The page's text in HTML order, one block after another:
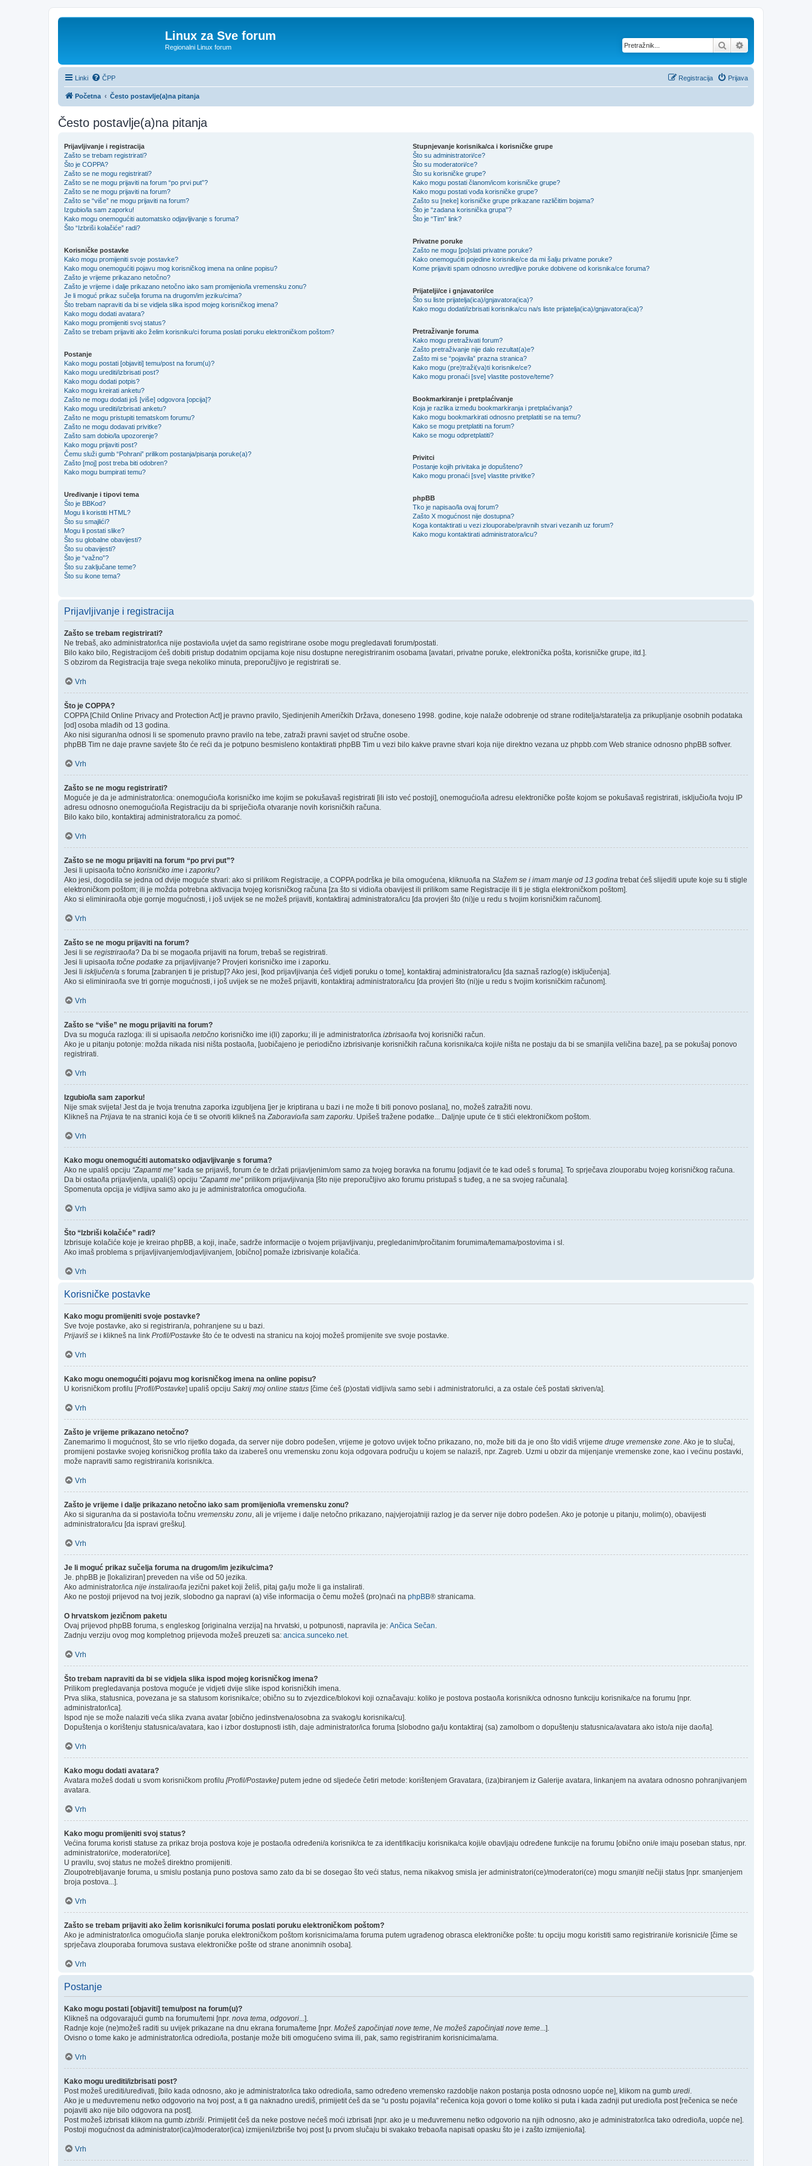
Linux za Sve forum
Regionalni Linux forum Pretražnik
Linki ČPP Prijava
Registracija
Početna Često postavlje(a)na pitanja
Često postavlje(a)na pitanja
Prijavljivanje i registracija
Zašto se trebam registrirati?
Što je COPPA?
Zašto se ne mogu registrirati?
Zašto se ne mogu prijaviti na forum “po prvi put”?
Zašto se ne mogu prijaviti na forum?
Zašto se “više” ne mogu prijaviti na forum?
Izgubio/la sam zaporku!
Kako mogu onemogućiti automatsko odjavljivanje s foruma?
Što “Izbriši kolačiće” radi?
Korisničke postavke
Kako mogu promijeniti svoje postavke?
Kako mogu onemogućiti pojavu mog korisničkog imena na online popisu?
Zašto je vrijeme prikazano netočno?
Zašto je vrijeme i dalje prikazano netočno iako sam promijenio/la vremensku zonu?
Je li moguć prikaz sučelja foruma na drugom/im jeziku/cima?
Što trebam napraviti da bi se vidjela slika ispod mojeg korisničkog imena?
Kako mogu dodati avatara?
Kako mogu promijeniti svoj status?
Zašto se trebam prijaviti ako želim korisniku/ci foruma poslati poruku elektroničkom poštom?
Postanje
Kako mogu postati [objaviti] temu/post na forum(u)?
Kako mogu urediti/izbrisati post?
Kako mogu dodati potpis?
Kako mogu kreirati anketu?
Zašto ne mogu dodati još [više] odgovora [opcija]?
Kako mogu urediti/izbrisati anketu?
Zašto ne mogu pristupiti tematskom forumu?
Zašto ne mogu dodavati privitke?
Zašto sam dobio/la upozorenje?
Kako mogu prijaviti post?
Čemu služi gumb “Pohrani” prilikom postanja/pisanja poruke(a)?
Zašto [moj] post treba biti odobren?
Kako mogu bumpirati temu?
Uređivanje i tipovi tema
Što je BBKod?
Mogu li koristiti HTML?
Što su smajlići?
Mogu li postati slike?
Što su globalne obavijesti?
Što su obavijesti?
Što je “važno”?
Što su zaključane teme?
Što su ikone tema?
Stupnjevanje korisnika/ca i korisničke grupe
Što su administratori/ce?
Što su moderatori/ce?
Što su korisničke grupe?
Kako mogu postati članom/icom korisničke grupe?
Kako mogu postati vođa korisničke grupe?
Zašto su [neke] korisničke grupe prikazane različitim bojama?
Što je “zadana korisnička grupa”?
Što je “Tim” link?
Privatne poruke
Zašto ne mogu [po]slati privatne poruke?
Kako onemogućiti pojedine korisnike/ce da mi šalju privatne poruke?
Kome prijaviti spam odnosno uvredljive poruke dobivene od korisnika/ce foruma?
Prijatelji/ce i gnjavatori/ce
Što su liste prijatelja(ica)/gnjavatora(ica)?
Kako mogu dodati/izbrisati korisnika/cu na/s liste prijatelja(ica)/gnjavatora(ica)?
Pretraživanje foruma
Kako mogu pretraživati forum?
Zašto pretraživanje nije dalo rezultat(a)e?
Zašto mi se “pojavila” prazna stranica?
Kako mogu (pre)traži(va)ti korisnike/ce?
Kako mogu pronaći [sve] vlastite postove/teme?
Bookmarkiranje i pretplaćivanje
Koja je razlika između bookmarkiranja i pretplaćivanja?
Kako mogu bookmarkirati odnosno pretplatiti se na temu?
Kako se mogu pretplatiti na forum?
Kako se mogu odpretplatiti?
Privitci
Postanje kojih privitaka je dopušteno?
Kako mogu pronaći [sve] vlastite privitke?
phpBB
Tko je napisao/la ovaj forum?
Zašto X mogućnost nije dostupna?
Koga kontaktirati u vezi zlouporabe/pravnih stvari vezanih uz forum?
Kako mogu kontaktirati administratora/icu?
Prijavljivanje i registracija
Zašto se trebam registrirati?
Ne trebaš, ako administrator/ica nije postavio/la uvjet da samo registrirane osobe mogu pregledavati forum/postati.
Bilo kako bilo, Registracijom ćeš dobiti pristup dodatnim opcijama koje nisu dostupne neregistriranim osobama [avatari, privatne poruke, elektronička pošta, korisničke grupe, itd.].
S obzirom da Registracija traje svega nekoliko minuta, preporučljivo je registrirati se.
Vrh
Što je COPPA?
COPPA [Child Online Privacy and Protection Act] je pravno pravilo, Sjedinjenih Američkih Država, doneseno 1998. godine, koje nalaže odobrenje od strane roditelja/staratelja za prikupljanje osobnih podataka
[od] osoba mlađih od 13 godina.
Ako nisi siguran/na odnosi li se spomenuto pravno pravilo na tebe, zatraži pravni savjet od stručne osobe.
phpBB Tim ne daje pravne savjete što će reći da je potpuno besmisleno kontaktirati phpBB Tim u vezi bilo kakve pravne stvari koja nije direktno vezana uz phpbb.com Web stranice odnosno phpBB softver.
Vrh
Zašto se ne mogu registrirati?
Moguće je da je administrator/ica: onemogućio/la korisničko ime kojim se pokušavaš registrirati [ili isto već postoji], onemogućio/la adresu elektroničke pošte kojom se pokušavaš registrirati, isključio/la tvoju IP
adresu odnosno onemogućio/la Registraciju da bi spriječio/la otvaranje novih korisničkih računa.
Bilo kako bilo, kontaktiraj administratora/icu za pomoć.
Vrh
Zašto se ne mogu prijaviti na forum “po prvi put”?
Jesi li upisao/la točno korisničko ime i zaporku?
Ako jesi, dogodila se jedna od dvije moguće stvari: ako si prilikom Registracije, a COPPA podrška je bila omogućena, kliknuo/la na Slažem se i imam manje od 13 godina trebat ćeš slijediti upute koje su ti stigle
elektroničkom poštom; ili je možda potrebna aktivacija tvojeg korisničkog računa [za što si vidio/la obavijest ili prilikom same Registracije ili ti je stigla elektroničkom poštom].
Ako si eliminirao/la obje gornje mogućnosti, i još uvijek se ne možeš prijaviti, kontaktiraj administratora/icu [da provjeri što (ni)je u redu s tvojim korisničkim računom].
Vrh
Zašto se ne mogu prijaviti na forum?
Jesi li se registrirao/la? Da bi se mogao/la prijaviti na forum, trebaš se registrirati.
Jesi li upisao/la točne podatke za prijavljivanje? Provjeri korisničko ime i zaporku.
Jesi li isključen/a s foruma [zabranjen ti je pristup]? Ako jesi, [kod prijavljivanja ćeš vidjeti poruku o tome], kontaktiraj administratora/icu [da saznaš razlog(e) isključenja].
Ako si eliminirao/la sve tri gornje mogućnosti, i još uvijek se ne možeš prijaviti, kontaktiraj administratora/icu [da provjeri što (ni)je u redu s tvojim korisničkim računom].
Vrh
Zašto se “više” ne mogu prijaviti na forum?
Dva su moguća razloga: ili si upisao/la netočno korisničko ime i(li) zaporku; ili je administrator/ica izbrisao/la tvoj korisnički račun.
Ako je u pitanju potonje: možda nikada nisi ništa postao/la, [uobičajeno je periodično izbrisivanje korisničkih računa korisnika/ca koji/e ništa ne postaju da bi se smanjila veličina baze], pa se pokušaj ponovo
registrirati.
Vrh
Izgubio/la sam zaporku!
Nije smak svijeta! Jest da je tvoja trenutna zaporka izgubljena [jer je kriptirana u bazi i ne može ti biti ponovo poslana], no, možeš zatražiti novu.
Klikneš na Prijava te na stranici koja će ti se otvoriti klikneš na Zaboravio/la sam zaporku . Upišeš tražene podatke... Daljnje upute će ti stići elektroničkom poštom.
Vrh
Kako mogu onemogućiti automatsko odjavljivanje s foruma?
Ako ne upališ opciju “Zapamti me”kada se prijaviš, forum će te držati prijavljenim/om samo za tvojeg boravka na forumu [odjavit će te kad odeš s foruma]. To sprječava zlouporabu tvojeg korisničkog računa.
Da bi ostao/la prijavljen/a, upali(š) opciju “Zapamti me”prilikom prijavljivanja [što nije preporučljivo ako forumu pristupaš s tuđeg, a ne sa svojeg računala].
Spomenuta opcija je vidljiva samo ako ju je administrator/ica omogućio/la.
Vrh
Što “Izbriši kolačiće” radi?
Izbrisuje kolačiće koje je kreirao phpBB, a koji, inače, sadrže informacije o tvojem prijavljivanju, pregledanim/pročitanim forumima/temama/postovima i sl.
Ako imaš problema s prijavljivanjem/odjavljivanjem, [obično] pomaže izbrisivanje kolačića.
Vrh
Korisničke postavke
Kako mogu promijeniti svoje postavke?
Sve tvoje postavke, ako si registriran/a, pohranjene su u bazi.
Prijaviš se i klikneš na link Profil/Postavke što će te odvesti na stranicu na kojoj možeš promijenite sve svoje postavke.
Vrh
Kako mogu onemogućiti pojavu mog korisničkog imena na online popisu?
U korisničkom profilu [Profil/Postavke] upališ opciju Sakrij moj online status [čime ćeš (p)ostati vidljiv/a samo sebi i administratoru/ici, a za ostale ćeš postati skriven/a].
Vrh
Zašto je vrijeme prikazano netočno?
Zanemarimo li mogućnost, što se vrlo rijetko događa, da server nije dobro podešen, vrijeme je gotovo uvijek točno prikazano, no, može biti da je ono što vidiš vrijeme druge vremenske zone . Ako je to slučaj,
promijeni postavke svojeg korisničkog profila tako da izabereš onu vremensku zonu koja odgovara području u kojem se nalaziš, npr. Zagreb. Uzmi u obzir da mijenjanje vremenske zone, kao i većinu postavki,
može napraviti samo registrirani/a korisnik/ca.
Vrh
Zašto je vrijeme i dalje prikazano netočno iako sam promijenio/la vremensku zonu?
Ako si siguran/na da si postavio/la točnu vremensku zonu , ali je vrijeme i dalje netočno prikazano, najvjerojatniji razlog je da server nije dobro podešen. Ako je potonje u pitanju, molim(o), obavijesti
administratora/icu [da ispravi grešku].
Vrh
Je li moguć prikaz sučelja foruma na drugom/im jeziku/cima?
Je. phpBB je [lokaliziran] preveden na više od 50 jezika.
Ako administrator/ica nije instalirao/la jezični paket koji želiš, pitaj ga/ju može li ga instalirati.
Ako ne postoji prijevod na tvoj jezik, slobodno ga napravi (a) više informacija o čemu možeš (pro)naći na phpBB® stranicama.
O hrvatskom jezičnom paketu
Ovaj prijevod phpBB foruma, s engleskog [originalna verzija] na hrvatski, u potpunosti, napravila je: Ančica Sečan
Zadnju verziju ovog mog kompletnog prijevoda možeš preuzeti sa: ancica.sunceko.net.
Vrh
Što trebam napraviti da bi se vidjela slika ispod mojeg korisničkog imena?
Prilikom pregledavanja postova moguće je vidjeti dvije slike ispod korisničkih imena.
Prva slika, statusnica, povezana je sa statusom korisnika/ce; obično su to zvjezdice/blokovi koji označavaju: koliko je postova postao/la korisnik/ca odnosno funkciju korisnika/ce na forumu [npr.
administrator/ica].
Ispod nje se može nalaziti veća slika zvana avatar [obično jedinstvena/osobna za svakog/u korisnika/cu].
Dopuštenja o korištenju statusnica/avatara, kao i izbor dostupnosti istih, daje administrator/ica foruma [slobodno ga/ju kontaktiraj (sa) zamolbom o dopuštenju statusnica/avatara ako isto/a nije dao/la].
Vrh
Kako mogu dodati avatara?
Avatara možeš dodati u svom korisničkom profilu [Profil/Postavke]putem jedne od sljedeće četiri metode: korištenjem Gravatara, (iza)biranjem iz Galerije avatara, linkanjem na avatara odnosno pohranjivanjem
avatara.
Vrh
Kako mogu promijeniti svoj status?
Većina foruma koristi statuse za prikaz broja postova koje je postao/la određeni/a korisnik/ca te za identifikaciju korisnika/ca koji/e obavljaju određene funkcije na forumu [obično oni/e imaju poseban status, npr.
administratori/ce, moderatori/ce].
U pravilu, svoj status ne možeš direktno promijeniti.
Zloupotrebljavanje foruma, u smislu postanja puno postova samo zato da bi se dosegao što veći status, nema nikakvog smisla jer administratori(ce)/moderatori(ce) mogu smanjiti nečiji status [npr. smanjenjem
broja postova...].
Vrh
Zašto se trebam prijaviti ako želim korisniku/ci foruma poslati poruku elektroničkom poštom?
Ako je administrator/ica omogućio/la slanje poruka elektroničkom poštom korisnicima/ama foruma putem ugrađenog obrasca elektroničke pošte: tu opciju mogu koristiti samo registrirani/e korisnici/e [čime se
sprječava zlouporaba forumova sustava elektroničke pošte od strane anonimnih osoba].
Vrh
Postanje
Kako mogu postati [objaviti] temu/post na forum(u)?
Klikneš na odgovarajući gumb na forumu/temi [npr. nova tema odgovori ...].
Radnje koje (ne)možeš raditi su uvijek prikazane na dnu ekrana foruma/teme [npr. Možeš započinjati nove teme Ne možeš započinjati nove teme ...].
Ovisno o tome kako je administrator/ica odredio/la, postanje može biti omogućeno svima ili, pak, samo registriranim korisnicima/ama.
Vrh
Kako mogu urediti/izbrisati post?
Post možeš urediti/uređivati, [bilo kada odnosno, ako je administrator/ica tako odredio/la, samo određeno vremensko razdoblje nakon postanja posta odnosno uopće ne], klikom na gumb uredi
Ako je u međuvremenu netko odgovorio na tvoj post, a ti ga naknadno urediš, primijetit ćeš da se “u postu pojavila” rečenica koja govori o tome koliko si puta i kada zadnji put uredio/la post [rečenica se neće
pojaviti ako nije bilo odgovora na post].
Post možeš izbrisati klikom na gumb izbriši . Primijetit ćeš da neke postove nećeš moći izbrisati [npr. ako je u međuvremenu netko odgovorio na njih odnosno, ako je administrator/ica tako odredio/la, uopće ne].
Postoji mogućnost da administrator(ica)/moderator(ica) izmijeni/izbriše tvoj post [u prvom slučaju bi svakako trebao/la napisati opasku što je i zašto izmijenio/la].
Vrh